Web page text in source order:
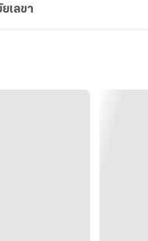
เลขา